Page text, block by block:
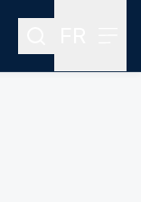
Rechercher